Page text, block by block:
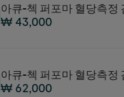
아큐-첵 퍼포마 혈당측정
₩ 43,000
아큐-첵 퍼포마 혈당측정
₩ 62,000